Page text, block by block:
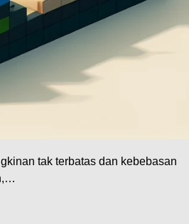
tak terbatas dan kebebasan